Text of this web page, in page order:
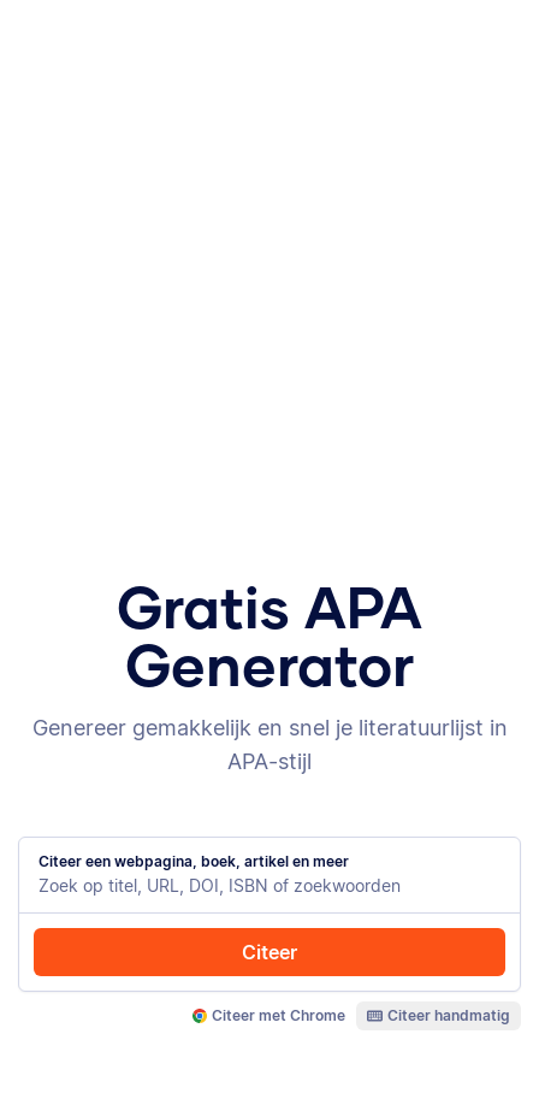
Gratis APA
Generator
Genereer gemakkelijk en snel je literatuurlijst in
APA-stijl
Citeer een webpagina, boek, artikel en meer
Citeer
Citeer met Chrome Citeer handmatig